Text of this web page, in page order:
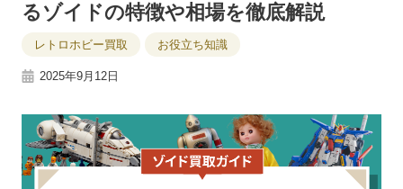
るゾイドの特徴や相場を徹底解説
レトロホビー買取 お役立ち知識
2025年9月12日